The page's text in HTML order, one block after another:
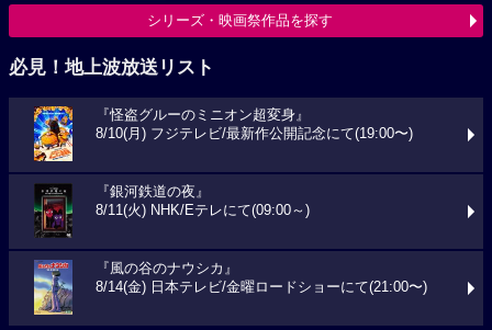
シリーズ・映画祭作品を探す
必見！地上波放送リスト
『怪盗グルーのミニオン超変身』
8/10(月) フジテレビ/最新作公開記念にて(19:00〜)
『銀河鉄道の夜』
8/11(火) NHK/Eテレにて(09:00～)
『風の谷のナウシカ』
8/14(金) 日本テレビ/金曜ロードショーにて(21:00〜)